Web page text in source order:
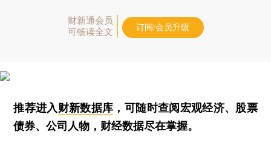
财新通会员
可畅读全文
订阅/会员升级
推荐进入财新数据库 ，可随时查阅宏观经济、股票
债券、公司人物，财经数据尽在掌握。